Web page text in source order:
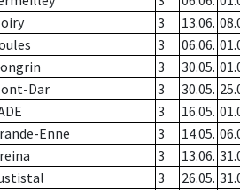
3 13.06.
3 06.06.
3 30.05.
Dar 3 30.05.
3 16.05.
Enne 3 14.05.
3 13.06.
3 26.05.